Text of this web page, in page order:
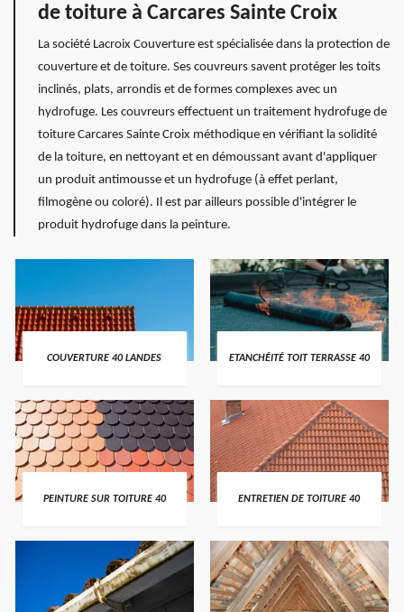
de toiture à Carcares Sainte Croix
La société Lacroix Couverture est spécialisée dans la protection de
couverture et de toiture. Ses couvreurs savent protéger les toits
inclinés, plats, arrondis et de formes complexes avec un
hydrofuge. Les couvreurs effectuent un traitement hydrofuge de
toiture Carcares Sainte Croix méthodique en vérifiant la solidité
de la toiture, en nettoyant et en démoussant avant d'appliquer
un produit antimousse et un hydrofuge (à effet perlant,
filmogène ou coloré). Il est par ailleurs possible d'intégrer le
produit hydrofuge dans la peinture.
COUVERTURE 40 LANDES ETANCHÉITÉ TOIT TERRASSE 40
PEINTURE SUR TOITURE 40 ENTRETIEN DE TOITURE 40